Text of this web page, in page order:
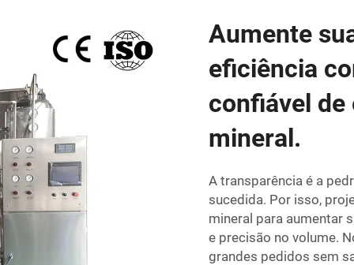
Aumente
eficiência
confiável de
mineral.
A transparência é a
sucedida. Por isso,
mineral para aumentar
e precisão no volume.
grandes pedidos sem